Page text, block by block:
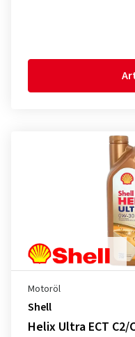
Motoröl
Shell
Helix Ultra ECT C2/